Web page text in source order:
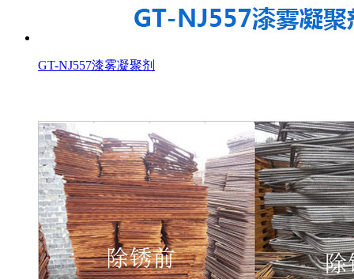
GT-NJ557漆雾凝聚剂